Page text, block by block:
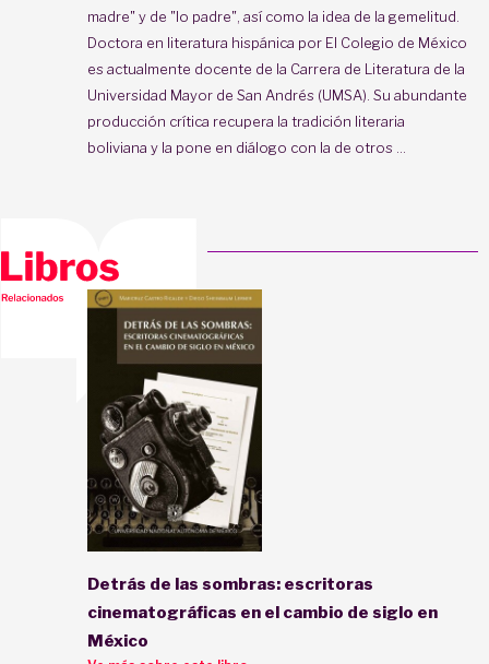
madre" y de "lo padre", así como la idea de la gemelitud.
Doctora en literatura hispánica por El Colegio de México
es actualmente docente de la Carrera de Literatura de la
Universidad Mayor de San Andrés (UMSA). Su abundante
producción crítica recupera la tradición literaria
boliviana y la pone en diálogo con la de otros ...
Detrás de las sombras: escritoras
cinematográficas en el cambio de siglo en
México